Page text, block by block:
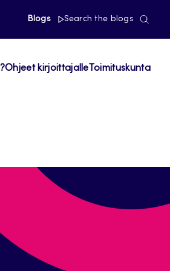
Blogs Search the blogs
Ohjeet kirjoittajalle Toimituskunta